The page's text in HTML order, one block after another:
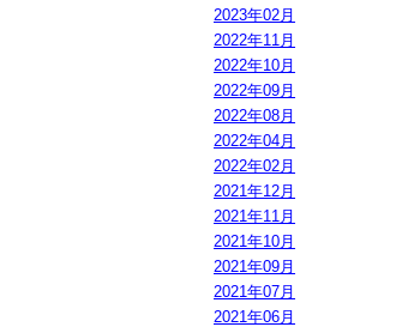
2023年02月
2022年11月
2022年10月
2022年09月
2022年08月
2022年04月
2022年02月
2021年12月
2021年11月
2021年10月
2021年09月
2021年07月
2021年06月